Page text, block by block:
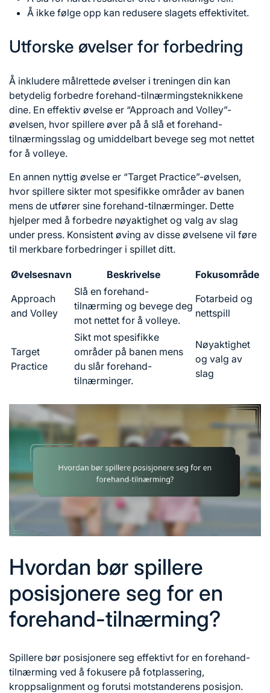
Å ikke følge opp kan redusere slagets effektivitet.
Utforske øvelser for forbedring
Å inkludere målrettede øvelser i treningen din kan
betydelig forbedre forehand-tilnærmingsteknikkene
dine. En effektiv øvelse er “Approach and Volley”-
øvelsen, hvor spillere øver på å slå et forehand-
tilnærmingsslag og umiddelbart bevege seg mot nettet
for å volleye.
En annen nyttig øvelse er “Target Practice”-øvelsen,
hvor spillere sikter mot spesifikke områder av banen
mens de utfører sine forehand-tilnærminger. Dette
hjelper med å forbedre nøyaktighet og valg av slag
under press. Konsistent øving av disse øvelsene vil føre
til merkbare forbedringer i spillet ditt.
Øvelsesnavn Beskrivelse
Fokusområde
Approach
and Volley
Slå en forehand-
tilnærming og bevege deg
mot nettet for å volleye.
Fotarbeid og
nettspill
Target
Practice
Sikt mot spesifikke
områder på banen mens
du slår forehand-
tilnærminger.
Nøyaktighet
og valg av
slag
Hvordan bør spillere
posisjonere seg for en
forehand-tilnærming?
Spillere bør posisjonere seg effektivt for en forehand-
tilnærming ved å fokusere på fotplassering,
kroppsalignment og forutsi motstanderens posisjon.